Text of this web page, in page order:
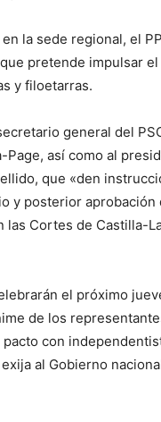
la sede regional, el
pretende impulsar
y filoetarras.
general del
así como al
que «den
y posterior
Cortes de Castilla-
el próximo
de los
con
al Gobierno